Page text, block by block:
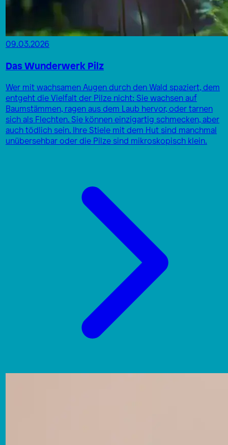
09.03.2026
Das Wunderwerk Pilz
Wer mit wachsamen Augen durch den Wald spaziert, dem
entgeht die Vielfalt der Pilze nicht: Sie wachsen auf
Baumstämmen, ragen aus dem Laub hervor, oder tarnen
sich als Flechten. Sie können einzigartig schmecken, aber
auch tödlich sein. Ihre Stiele mit dem Hut sind manchmal
unübersehbar oder die Pilze sind mikroskopisch klein.